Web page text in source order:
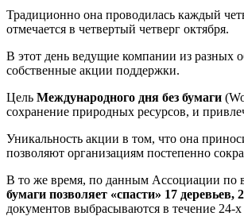
Традиционно она проводилась каждый
отмечается в четвертый четверг октября.
В этот день ведущие компании из разных
собственные акции поддержки.
Цель Международного дня без бумаги
сохранение природных ресурсов, и
Уникальность акции в том, что она
позволяют организациям постепенно
В то же время, по данным Ассоциации по
бумаги позволяет «спасти» 17
документов выбрасываются в течение 24-х